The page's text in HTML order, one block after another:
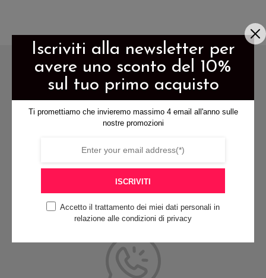
varianti.
opzioni
possono
essere
scelte
varianti.
Le
opzioni
possono
essere
scelte
pagina
del
prodotto
almeno 79€
Iscriviti alla newsletter per
avere uno sconto del 10%
sul tuo primo acquisto
Ti promettiamo che invieremo massimo 4 email all'anno sulle
nostre promozioni
ISCRIVITI
Accetto il trattamento dei miei dati personali in
relazione alle condizioni di privacy